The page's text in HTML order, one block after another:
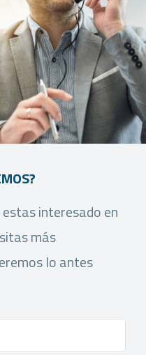
interesado en
más
lo antes